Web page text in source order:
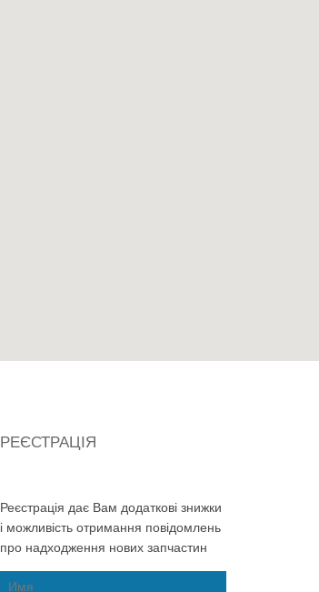
РЕЄСТРАЦІЯ
Реєстрація дає Вам додаткові знижки
і можливість отримання повідомлень
про надходження нових запчастин